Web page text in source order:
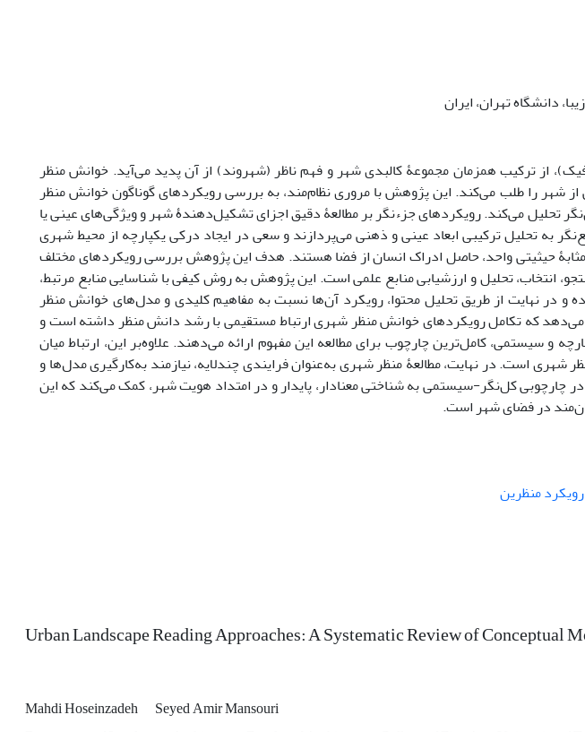
دانشگاه تهران، ایران
از ترکیب همزمان مجموعۀ کالبدی شهر و فهم ناظر (شهروند) از آن پدید می‌‌آید. خوانش منظر
را طلب می‌‌کند. این پژوهش با مروری نظام‌مند، به بررسی رویکردهای گوناگون خوانش منظر
تحلیل می‌کند. رویکردهای جزءنگر بر مطالعۀ دقیق اجزای تشکیل‌دهندۀ شهر و ویژگی‌های عینی یا
به تحلیل ترکیبی ابعاد عینی و ذهنی می‌پردازند و سعی در ایجاد درکی یکپارچه از محیط شهری
حیثیتی واحد، حاصل ادراک انسان از فضا هستند. هدف این پژوهش بررسی رویکردهای مختلف
انتخاب، تحلیل و ارزشیابی منابع علمی است. این پژوهش به روش کیفی با شناسایی منابع مرتبط،
و در نهایت از طریق تحلیل محتوا، رویکرد آن‌‌ها نسبت به مفاهیم کلیدی و مدل‌های خوانش منظر
که تکامل رویکردهای خوانش منظر شهری ارتباط مستقیمی با رشد دانش منظر داشته است و
و سیستمی، کامل‌‌ترین چارچوب برای مطالعه این مفهوم ارائه می‌دهند. علاوه‌بر این، ارتباط میان
است. در نهایت، مطالعۀ منظر شهری به‌عنوان فرایندی چندلایه، نیازمند به‌کارگیری مدل‌ها و
چارچوبی کل‌نگر-سیستمی به شناختی معنادار، پایدار و در امتداد هویت شهر، کمک می‌کند که این
در فضای شهر است.
رویکرد منظرین
Urban Landscape Reading Approaches: A Systematic Review of Conceptual
Mahdi Hoseinzadeh
Seyed Amir Mansouri